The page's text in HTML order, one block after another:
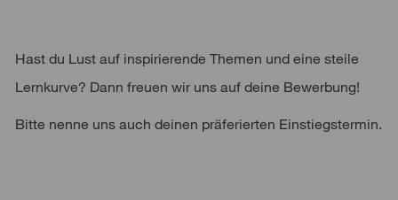
Hast du Lust auf inspirierende Themen und eine steile
Lernkurve? Dann freuen wir uns auf deine Bewerbung!
Bitte nenne uns auch deinen präferierten Einstiegstermin.